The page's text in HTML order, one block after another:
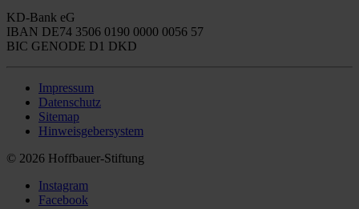
KD-Bank eG
IBAN DE74 3506 0190 0000 0056 57
BIC GENODE D1 DKD
Impressum
Datenschutz
Sitemap
Hinweisgebersystem
© 2026 Hoffbauer-Stiftung
Instagram
Facebook